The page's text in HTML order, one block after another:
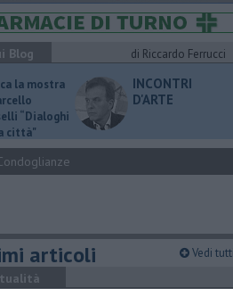
Blog
di Riccardo Ferrucci
la mostra
“Dialoghi
città"
INCONTRI
D'ARTE
articoli Vedi tutti